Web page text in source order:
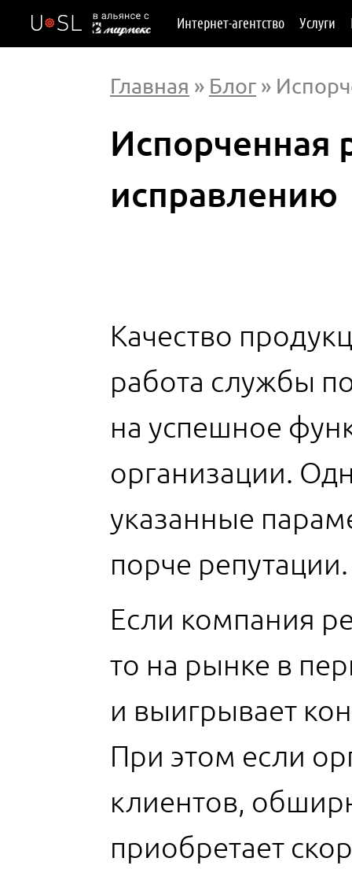
Интернет-агентство Услуги
Главная » Блог »
Испорченная
исправлению
Качество
работа службы
на успешное
организации.
указанные
порче репутации.
Если компания
то на рынке в
и выигрывает
При этом если
клиентов,
приобретает